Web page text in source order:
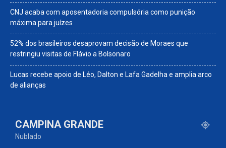
CNJ acaba com aposentadoria compulsória como punição
máxima para juízes
52% dos brasileiros desaprovam decisão de Moraes que
restringiu visitas de Flávio a Bolsonaro
Lucas recebe apoio de Léo, Dalton e Lafa Gadelha e amplia arco
de alianças
CAMPINA GRANDE
Nublado